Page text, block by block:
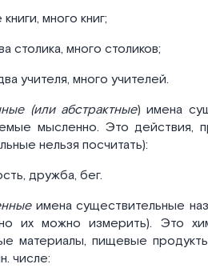
много книг;
столика, много столиков;
учителя, много учителей.
(или абстрактные) имена
мысленно. Это действия,
нельзя посчитать):
дружба, бег.
имена существительные
их можно измерить). Это
материалы, пищевые
числе: